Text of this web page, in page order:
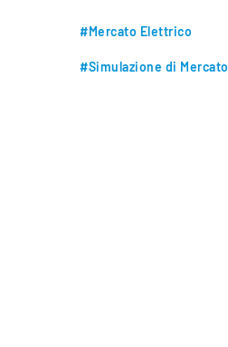
#Mercato Elettrico
#Simulazione di Mercato